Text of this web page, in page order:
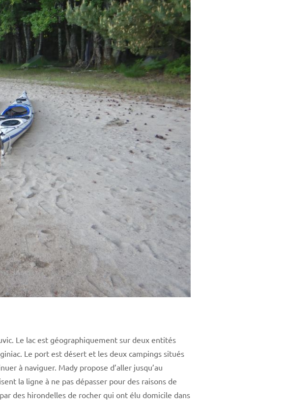
Le lac est géographiquement sur deux entités
Le port est désert et les deux campings situés
à naviguer. Mady propose d’aller jusqu’au
la ligne à ne pas dépasser pour des raisons de
des hirondelles de rocher qui ont élu domicile dans